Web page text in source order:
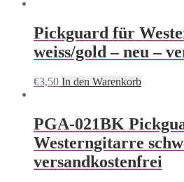
Pickguard für
weiss/gold – neu –
€3,50 In den Warenkorb
PGA-021BK
Westerngitarre
versandkostenfrei